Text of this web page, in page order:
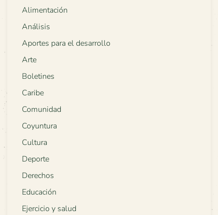
Alimentación
Análisis
Aportes para el desarrollo
Arte
Boletines
Caribe
Comunidad
Coyuntura
Cultura
Deporte
Derechos
Educación
Ejercicio y salud